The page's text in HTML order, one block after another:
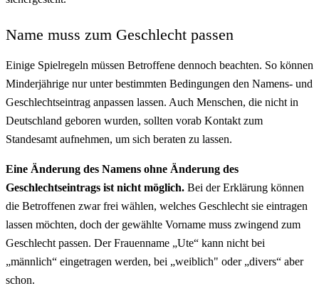
Name muss zum Geschlecht passen
Einige Spielregeln müssen Betroffene dennoch beachten. So können
Minderjährige nur unter bestimmten Bedingungen den Namens- und
Geschlechtseintrag anpassen lassen. Auch Menschen, die nicht in
Deutschland geboren wurden, sollten vorab Kontakt zum
Standesamt aufnehmen, um sich beraten zu lassen.
Eine Änderung des Namens ohne Änderung des
Geschlechtseintrags ist nicht möglich. Bei der Erklärung können
die Betroffenen zwar frei wählen, welches Geschlecht sie eintragen
lassen möchten, doch der gewählte Vorname muss zwingend zum
Geschlecht passen. Der Frauenname „Ute“ kann nicht bei
„männlich“ eingetragen werden, bei „weiblich" oder „divers“ aber
schon.